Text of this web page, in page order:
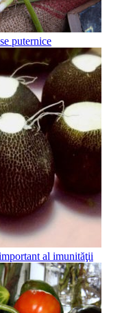
puternice
al imunităţii